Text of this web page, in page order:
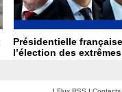
Présidentielle
l’élection des extrêmes